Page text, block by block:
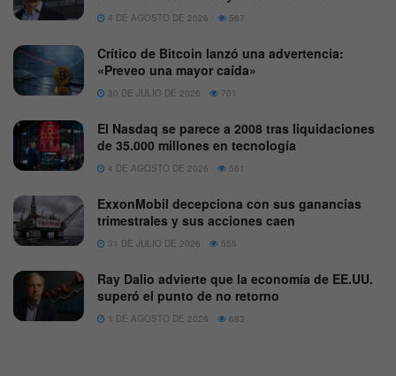
4 DE AGOSTO DE 2026 567
Crítico de Bitcoin lanzó una advertencia:
«Preveo una mayor caída»
30 DE JULIO DE 2026 701
El Nasdaq se parece a 2008 tras liquidaciones
de 35.000 millones en tecnología
4 DE AGOSTO DE 2026 561
ExxonMobil decepciona con sus ganancias
trimestrales y sus acciones caen
31 DE JULIO DE 2026 555
Ray Dalio advierte que la economía de EE.UU.
superó el punto de no retorno
1 DE AGOSTO DE 2026 683